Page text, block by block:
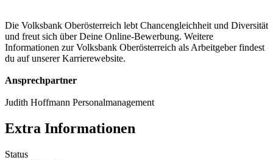
Die Volksbank Oberösterreich lebt Chancengleichheit und Diversität
und freut sich über Deine Online-Bewerbung. Weitere
Informationen zur Volksbank Oberösterreich als Arbeitgeber findest
du auf unserer Karrierewebsite.
Ansprechpartner
Judith Hoffmann Personalmanagement
Extra Informationen
Status